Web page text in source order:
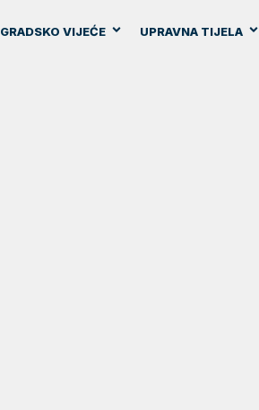
GRADSKO VIJEĆE UPRAVNA TIJELA